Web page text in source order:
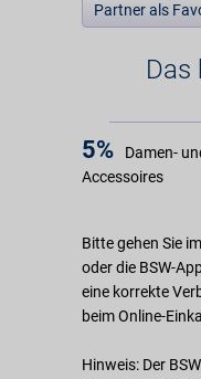
Partner als
Das
5%
Damen-
Accessoires
Bitte gehen Sie
oder die BSW-
eine korrekte
beim Online-
Hinweis: Der